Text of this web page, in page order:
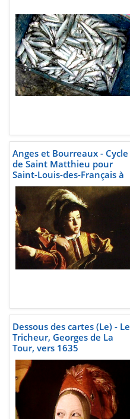
Anges et Bourreaux - Cycle
de Saint Matthieu pour
Saint-Louis-des-Français à
Rome, Le Caravage, 1599-
1602
Dessous des cartes (Le) - Le
Tricheur, Georges de La
Tour, vers 1635